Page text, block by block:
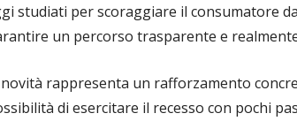
studiati per scoraggiare il consumatore
un percorso trasparente e realmente
rappresenta un rafforzamento
di esercitare il recesso con pochi